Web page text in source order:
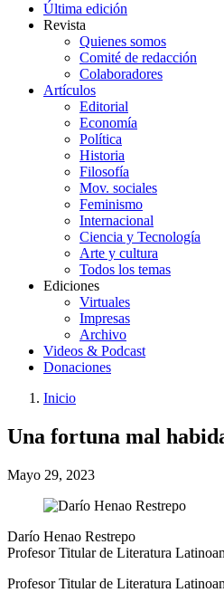
Última edición
Revista
Quienes somos
Comité de redacción
Colaboradores
Artículos
Editorial
Economía
Política
Historia
Filosofía
Mov. sociales
Feminismo
Internacional
Ciencia y Tecnología
Arte y cultura
Todos los temas
Ediciones
Virtuales
Impresas
Archivo
Videos & Podcast
Donaciones
de
ayuda
navegación
are
Inicio
Una fortuna mal
Mayo 29, 2023
Darío Henao Restrepo
Profesor Titular de Literatura
Profesor Titular de Literatura